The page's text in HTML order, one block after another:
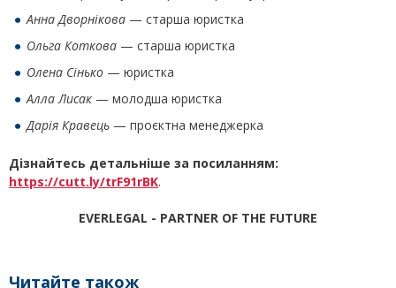
Анна Дворнікова — старша юристка
Ольга Коткова — старша юристка
Олена Сінько — юристка
Алла Лисак — молодша юристка
Дарія Кравець — проєктна менеджерка
Дізнайтесь детальніше за посиланням:
https://cutt.ly/trF91rBK.
EVERLEGAL - PARTNER OF THE FUTURE
Читайте також